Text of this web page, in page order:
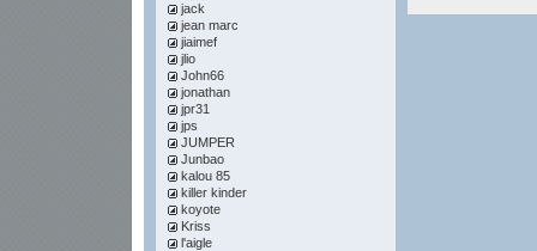
jack
jean marc
jiaimef
jlio
John66
jonathan
jpr31
jps
JUMPER
Junbao
kalou 85
killer kinder
koyote
Kriss
l'aigle